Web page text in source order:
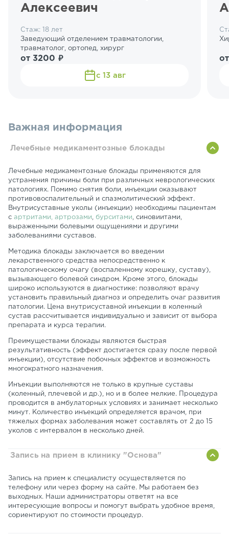
Алексеевич
Стаж: 18 лет
Заведующий отделением травматологии,
травматолог, ортопед, хирург
от 3200 ₽
с 13 авг
Важная информация
Лечебные медикаментозные блокады
Лечебные медикаментозные блокады применяются для
устранения причины боли при различных неврологических
патологиях. Помимо снятия боли, инъекции оказывают
противовоспалительный и спазмолитический эффект.
Внутрисуставные уколы (инъекции) необходимы пациентам
с артритами, артрозами бурситами , синовиитами,
выраженными болевыми ощущениями и другими
заболеваниями суставов.
Методика блокады заключается во введении
лекарственного средства непосредственно к
патологическому очагу (воспаленному корешку, суставу),
вызывающего болевой синдром. Кроме этого, блокады
широко используются в диагностике: позволяют врачу
установить правильный диагноз и определить очаг развития
патологии. Цена внутрисуставной инъекции в коленный
сустав рассчитывается индивидуально и зависит от выбора
препарата и курса терапии.
Преимуществами блокады являются быстрая
результативность (эффект достигается сразу после первой
инъекции), отсутствие побочных эффектов и возможность
многократного назначения.
Инъекции выполняются не только в крупные суставы
(коленный, плечевой и др.), но и в более мелкие. Процедура
проводится в амбулаторных условиях и занимает несколько
минут. Количество инъекций определяется врачом, при
тяжелых формах заболевания может составлять от 2 до 15
уколов с интервалом в несколько дней.
Запись на прием в клинику "Основа"
Запись на прием к специалисту осуществляется по
телефону или через форму на сайте. Мы работаем без
выходных. Наши администраторы ответят на все
интересующие вопросы и помогут выбрать удобное время,
сориентируют по стоимости процедур.